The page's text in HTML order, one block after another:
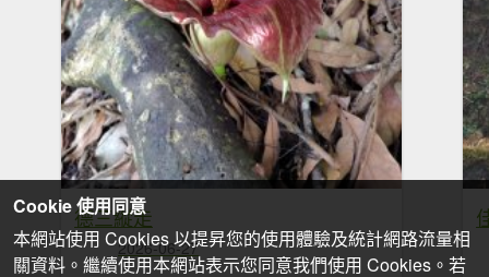
德三縱走
2026-06-27
Cookie 使用同意
本網站使用 Cookies 以提昇您的使用體驗及統計網路流量相
關資料。繼續使用本網站表示您同意我們使用 Cookies。若